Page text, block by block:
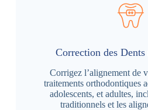
Correction des
Corrigez l’alignement de
traitements orthodontiques
adolescents, et adultes,
traditionnels et les